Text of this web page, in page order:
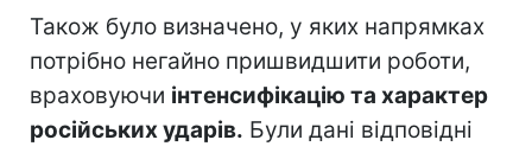
Також було визначено, у яких напрямках
потрібно негайно пришвидшити роботи,
враховуючи інтенсифікацію та характер
російських ударів. Були дані відповідні